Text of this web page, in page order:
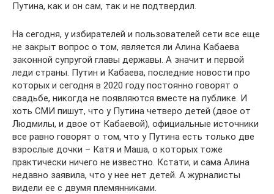
Путина, как и он сам, так и не подтвердил.
На сегодня, у избирателей и пользователей сети все еще
не закрыт вопрос о том, является ли Алина Кабаева
законной супругой главы державы. А значит и первой
леди страны. Путин и Кабаева, последние новости про
которых и сегодня в 2020 году постоянно говорят о
свадьбе, никогда не появляются вместе на публике. И
хоть СМИ пишут, что у Путина четверо детей (двое от
Людмилы, и двое от Кабаевой), официальные источники
все равно говорят о том, что у Путина есть только две
взрослые дочки – Катя и Маша, о которых тоже
практически ничего не известно. Кстати, и сама Алина
недавно заявила, что у нее нет детей. А журналисты
видели ее с двумя племянниками.